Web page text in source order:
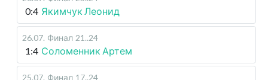
0:4 Якимчук Леонид
26.07. Финал 21..24
1:4 Соломенник Артем
25.07. Финал 17..24